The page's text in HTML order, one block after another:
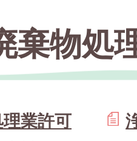
棄物処
業許可